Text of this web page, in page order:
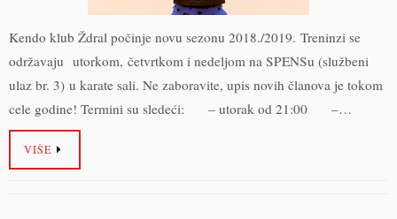
Kendo klub Ždral počinje novu sezonu 2018./2019. Treninzi se
održavaju utorkom, četvrtkom i nedeljom na SPENSu (službeni
ulaz br. 3) u karate sali. Ne zaboravite, upis novih članova je tokom
cele godine! Termini su sledeći: – utorak od 21:00 –…
VIŠE